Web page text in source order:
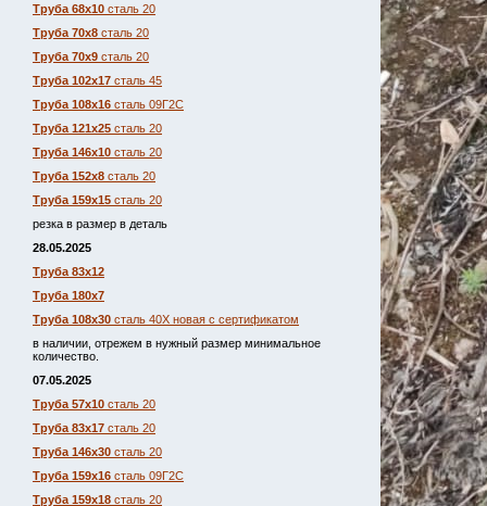
Труба 68х10 сталь 20
Труба 70х8 сталь 20
Труба 70х9 сталь 20
Труба 102х17 сталь 45
Труба 108х16 сталь 09Г2С
Труба 121х25 сталь 20
Труба 146х10 сталь 20
Труба 152х8 сталь 20
Труба 159х15 сталь 20
резка в размер в деталь
28.05.2025
Труба 83х12
Труба 180х7
Труба 108х30 сталь 40Х новая с сертификатом
в наличии, отрежем в нужный размер минимальное
количество.
07.05.2025
Труба 57х10 сталь 20
Труба 83х17 сталь 20
Труба 146х30 сталь 20
Труба 159х16 сталь 09Г2С
Труба 159х18 сталь 20